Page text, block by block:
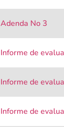
Adenda No 3
Informe de
Informe de
Informe de